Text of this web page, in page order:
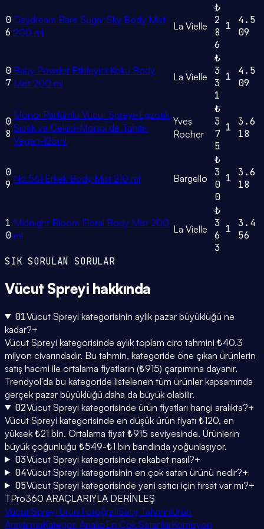
0
6
Daydream Bare Sugar Sky Body Mist
200 ml
La Vielle
₺
2
8
6
1
4.5
09
0
7
Baby Powder Etkileyici Koku Body
Mist 200 ml
La Vielle
₺
3
3
1
1
4.5
09
0
8
Monoi Parfümlü Vücut Spreyi-Egzotik,
Sıcak ve Çekici-Monoi de Tahiti-
Vegan-125ml
Yves
Rocher
₺
3
7
5
1
3.6
18
0
9 No.561 Erkek Body Mıst 210 ml Bargello
₺
3
0
0
1
3.6
18
1
0
Midnight Bloom Floral Body Mist 200
ml
La Vielle
₺
3
6
3
1
3.4
56
SIK SORULAN SORULAR
Vücut Spreyi hakkında
01Vücut Spreyi kategorisinin aylık pazar büyüklüğü ne
kadar?+
Vücut Spreyi kategorisinde aylık toplam ciro tahmini ₺40.3
milyon civarındadır. Bu tahmin, kategoride öne çıkan ürünlerin
satış hacmi ile ortalama fiyatların (₺915) çarpımına dayanır.
Trendyol'da bu kategoride listelenen tüm ürünler kapsamında
gerçek pazar büyüklüğü daha da büyük olabilir.
02Vücut Spreyi kategorisinde ürün fiyatları hangi aralıkta?+
Vücut Spreyi kategorisinde en düşük ürün fiyatı ₺120, en
yüksek ₺21 bin. Ortalama fiyat ₺915 seviyesinde. Ürünlerin
büyük çoğunluğu ₺549-₺1 bin bandında yoğunlaşıyor.
03Vücut Spreyi kategorisinde rekabet nasıl?+
04Vücut Spreyi kategorisinin en çok satan ürünü nedir?+
05Vücut Spreyi kategorisinde yeni satıcı için fırsat var mı?+
TPro360 ARAÇLARIYLA DERİNLEŞ
Vücut Spreyi Ürün FotoğrafıSatış TahminiÜrün
AraştırmaKategori AnaliziEn Çok SatanlarKomisyon